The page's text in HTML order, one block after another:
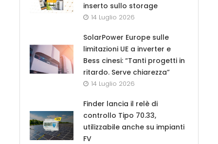
inserto sullo storage
14 Luglio 2026
SolarPower Europe sulle
limitazioni UE a inverter e
Bess cinesi: “Tanti progetti in
ritardo. Serve chiarezza”
14 Luglio 2026
Finder lancia il relè di
controllo Tipo 70.33,
utilizzabile anche su impianti
FV